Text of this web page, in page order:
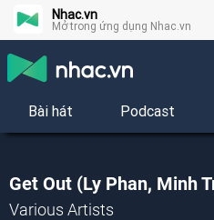
Nhac.vn
Mở trong ứng dụng Nhac.vn
Bài hát Podcast
Get Out (Ly Phan, Minh
Various Artists